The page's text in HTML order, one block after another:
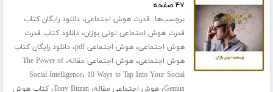
۴۷ صفحه
برچسب‌ها: قدرت هوش اجتماعی،دانلود رایگان کتاب
قدرت هوش اجتماعی تونی بوزان،دانلود کتاب قدرت
هوش اجتماعی،هوش اجتماعی pdf ،دانلود رایگان کتاب
هوش اجتماعی،هوش اجتماعی مقاله،The Power of
Social Intelligence، 10 Ways to Tap Into Your Social
Genius،هوش اجتماعی مقاله،Tony Buzan،کتاب هوش